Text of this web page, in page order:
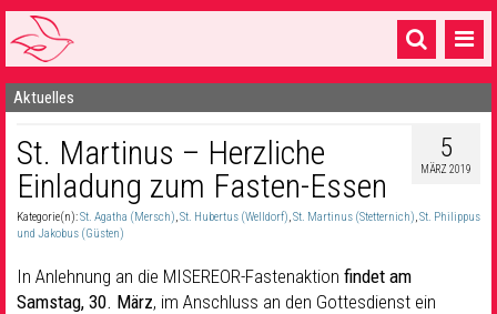
Startseite
1 Pfarrei
16 Gemeinden & mehr
Gottesdienste & Sinnsuche
Sakramente & Feste
Aktuelles
5
MÄRZ 2019
St. Martinus – Herzliche
Einladung zum Fasten-Essen
Kategorie(n):St. Agatha (Mersch),St. Hubertus (Welldorf),St. Martinus (Stetternich),St. Philippus
und Jakobus (Güsten)
In Anlehnung an die MISEREOR-Fastenaktion findet am
Samstag, 30. März, im Anschluss an den Gottesdienst ein